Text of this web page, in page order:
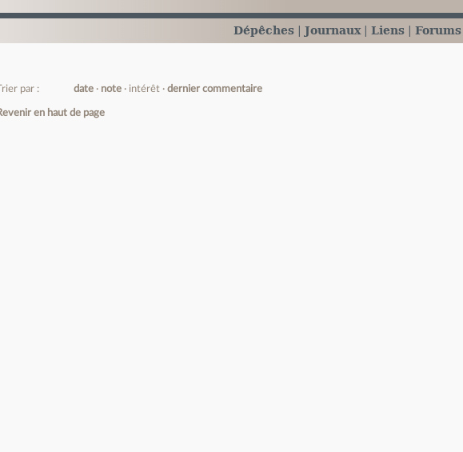
Dépêches Journaux Liens Forums
par : date note intérêt dernier commentaire
en haut de page